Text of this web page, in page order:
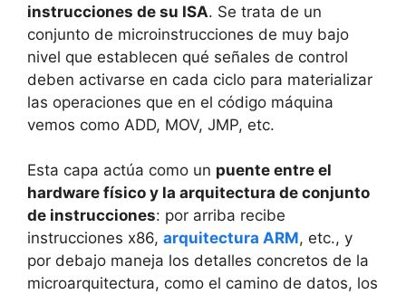
instrucciones de su ISA. Se trata de un
conjunto de microinstrucciones de muy bajo
nivel que establecen qué señales de control
deben activarse en cada ciclo para materializar
las operaciones que en el código máquina
vemos como ADD, MOV, JMP, etc.
Esta capa actúa como un puente entre el
hardware físico y la arquitectura de conjunto
de instrucciones: por arriba recibe
instrucciones x86, arquitectura ARM, etc., y
por debajo maneja los detalles concretos de la
microarquitectura, como el camino de datos, los